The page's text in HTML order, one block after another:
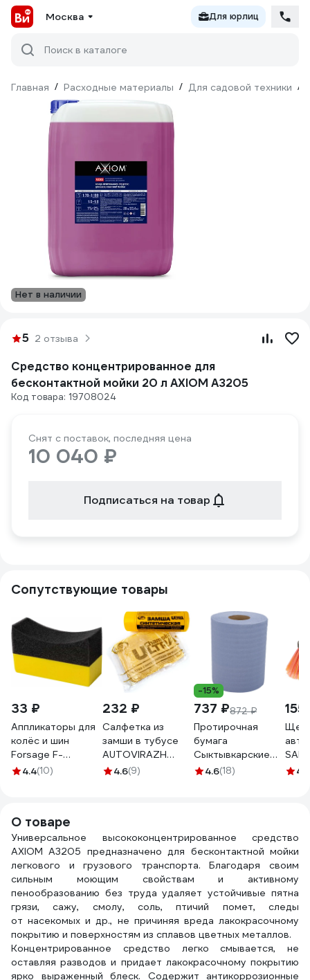
Москва Для юрлиц
Поиск в каталоге
Главная / Расходные материалы / Для садовой техники /
Нет в наличии
5 2 отзыва
Средство концентрированное для
бесконтактной мойки 20 л AXIOM A3205
Код товара: 19708024
Снят с поставок, последняя цена
10 040 ₽
Подписаться на товар
Сопутствующие товары
33 ₽
Аппликаторы для
колёс и шин
Forsage F-
CWS3920(58095)
4.4(10)
232 ₽
Салфетка из
замши в тубусе
AUTOVIRAZH
большая,
4.6(9)
-15%
737 ₽872 ₽
Протирочная
бумага
Сыктывкарские
индустриальная 2
4.6(18)
155
224.7
О товаре
Универсальное высококонцентрированное средство
AXIOM A3205 предназначено для бесконтактной мойки
легкового и грузового транспорта. Благодаря своим
сильным моющим свойствам и активному
пенообразованию без труда удаляет устойчивые пятна
грязи, сажу, смолу, соль, птичий помет, следы
от насекомых и др., не причиняя вреда лакокрасочному
покрытию и поверхностям из сплавов цветных металлов.
Концентрированное средство легко смывается, не
оставляя разводов и придает лакокрасочному покрытию
ярко выраженный блеск. Содержит антикоррозионные